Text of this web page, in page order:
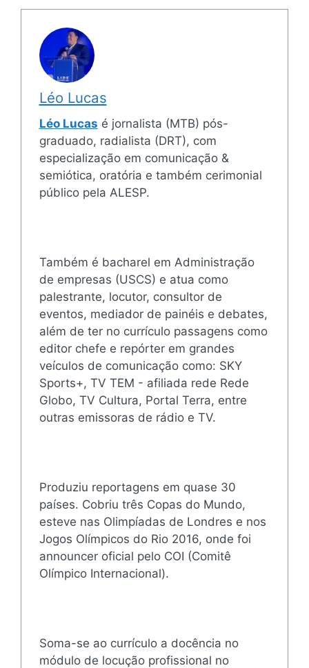
Léo Lucas
Léo Lucas é jornalista (MTB) pós-
graduado, radialista (DRT), com
especialização em comunicação &
semiótica, oratória e também cerimonial
público pela ALESP.
Também é bacharel em Administração
de empresas (USCS) e atua como
palestrante, locutor, consultor de
eventos, mediador de painéis e debates,
além de ter no currículo passagens como
editor chefe e repórter em grandes
veículos de comunicação como: SKY
Sports+, TV TEM - afiliada rede Rede
Globo, TV Cultura, Portal Terra, entre
outras emissoras de rádio e TV.
Produziu reportagens em quase 30
países. Cobriu três Copas do Mundo,
esteve nas Olimpíadas de Londres e nos
Jogos Olímpicos do Rio 2016, onde foi
announcer oficial pelo COI (Comitê
Olímpico Internacional).
Soma-se ao currículo a docência no
módulo de locução profissional no